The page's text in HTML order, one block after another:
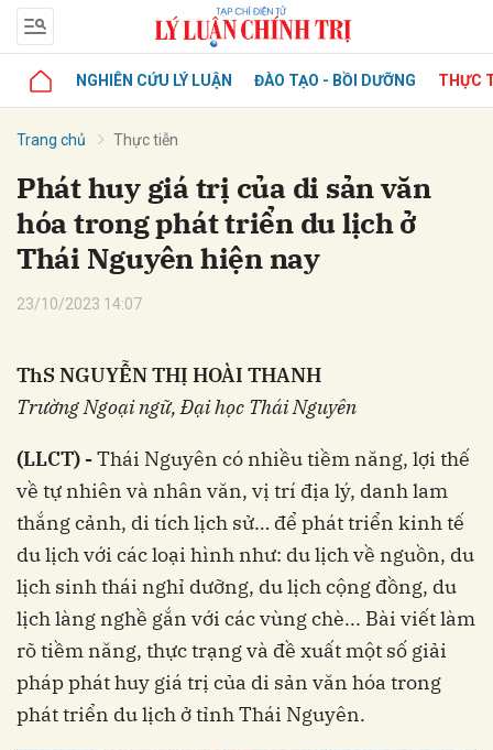
NGHIÊN CỨU LÝ LUẬN ĐÀO TẠO - BỒI DƯỠNG THỰC
Trang chủ Thực tiễn
Phát huy giá trị của di sản văn
hóa trong phát triển du lịch ở
Thái Nguyên hiện nay
23/10/2023 14:07
ThS NGUYỄN THỊ HOÀI THANH
Trường Ngoại ngữ, Đại học Thái Nguyên
(LLCT) -Thái Nguyên có nhiều tiềm năng, lợi thế
về tự nhiên và nhân văn, vị trí địa lý, danh lam
thắng cảnh, di tích lịch sử… để phát triển kinh tế
du lịch với các loại hình như: du lịch về nguồn, du
lịch sinh thái nghỉ dưỡng, du lịch cộng đồng, du
lịch làng nghề gắn với các vùng chè... Bài viết làm
rõ tiềm năng, thực trạng và đề xuất một số giải
pháp phát huy giá trị của di sản văn hóa trong
phát triển du lịch ở tỉnh Thái Nguyên.